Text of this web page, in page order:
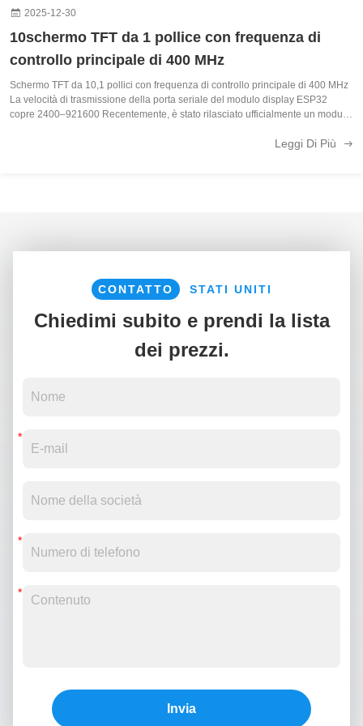
2025-12-30
10schermo TFT da 1 pollice con frequenza di
controllo principale di 400 MHz
Schermo TFT da 10,1 pollici con frequenza di controllo principale di 400 MHz
La velocità di trasmissione della porta seriale del modulo display ESP32
copre 2400–921600 Recentemente, è stato rilasciato ufficialmente un modulo
Leggi Di Più
CONTATTO STATI UNITI
Chiedimi subito e prendi la lista
dei prezzi.
Invia